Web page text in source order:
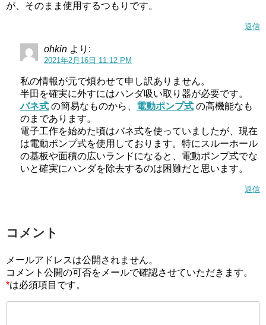
が、そのまま使用するつもりです。
返信
ohkin より:
2021年2月16日 11:12 PM
私の情報が元で煩わせて申し訳ありません。
半田を確実に外すにはハンダ吸い取り器が必要です。
バネ式 の簡易なものから、 電動ポンプ式 の高機能なも
のまであります。
電子工作を始めた頃はバネ式を使っていましたが、現在
は電動ポンプ式を使用しております。特にスルーホール
の基板や面積の広いランドになると、電動ポンプ式でな
いと確実にハンダを除去するのは困難だと思います。
返信
コメント
メールアドレスは公開されません。
コメント公開の可否をメールで確認させていただきます。
*は必須項目です。